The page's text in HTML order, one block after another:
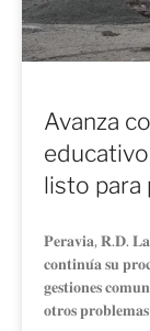
Avanza
listo para
𝐏𝐞𝐫𝐚𝐯𝐢𝐚, 𝐑.𝐃. 𝐋𝐚
𝐜𝐨𝐧𝐭𝐢𝐧𝐮́𝐚 𝐬𝐮
𝐠𝐞𝐬𝐭𝐢𝐨𝐧𝐞𝐬
𝐨𝐭𝐫𝐨𝐬